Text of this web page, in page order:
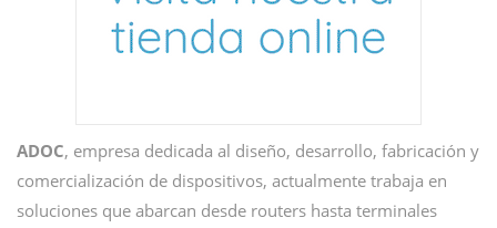
ADOC, empresa dedicada al diseño, desarrollo, fabricación y
comercialización de dispositivos, actualmente trabaja en
soluciones que abarcan desde routers hasta terminales